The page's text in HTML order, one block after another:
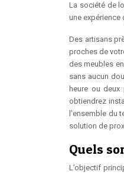
La société de
une expérience
Des artisans
proches de
des meubles
sans aucun
heure ou
obtiendrez
l’ensemble du
solution de
Quels
L’objectif